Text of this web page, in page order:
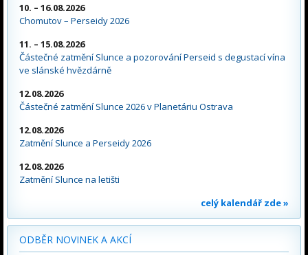
10. – 16.08.2026
Chomutov – Perseidy 2026
11. – 15.08.2026
Částečné zatmění Slunce a pozorování Perseid s degustací vína
ve slánské hvězdárně
12.08.2026
Částečné zatmění Slunce 2026 v Planetáriu Ostrava
12.08.2026
Zatmění Slunce a Perseidy 2026
12.08.2026
Zatmění Slunce na letišti
celý kalendář zde »
ODBĚR NOVINEK A AKCÍ